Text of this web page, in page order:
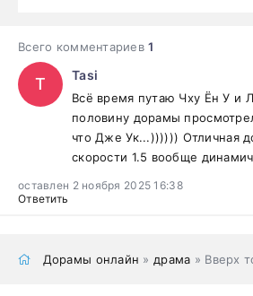
Всего комментариев1
T Tasi
Всё время путаю Чху Ён У и
половину дорамы
что Дже Ук...)))))) Отличная
скорости 1.5 вообще
оставлен 2 ноября 2025 16:38
Ответить
Дорамы онлайн » драма » Вверх